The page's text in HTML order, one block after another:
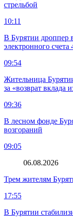
стрельбой
10:11
В Бурятии дроппер
электронного счета
09:54
Жительница
за «возврат вклада
09:36
В лесном фонде
возгораний
09:05
06.08.2026
Трем жителям
17:55
В Бурятии